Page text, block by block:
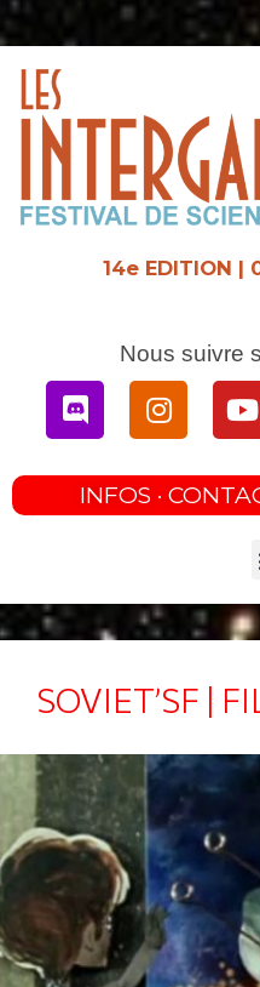
Aller
au
14e EDITION |
Nous suivre
Discord
INFOS ·
SOVIET’SF |